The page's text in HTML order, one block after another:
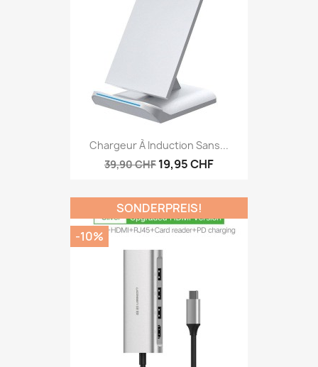
Chargeur À Induction Sans...
39,90 CHF 19,95 CHF
SONDERPREIS!
-10%